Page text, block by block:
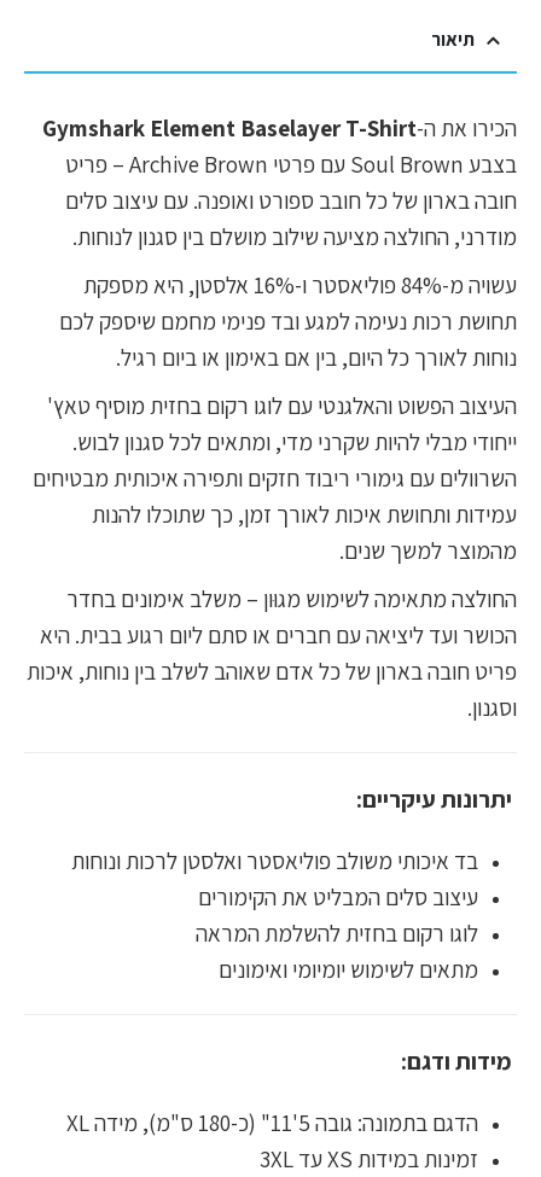
תיאור
הכירו את ה-Gymshark Element Baselayer T-Shirt
בצבע Soul Brown עם פרטי Archive Brown – פריט
חובה בארון של כל חובב ספורט ואופנה. עם עיצוב סלים
מודרני, החולצה מציעה שילוב מושלם בין סגנון לנוחות.
עשויה מ-84% פוליאסטר ו-16% אלסטן, היא מספקת
תחושת רכות נעימה למגע ובד פנימי מחמם שיספק לכם
נוחות לאורך כל היום, בין אם באימון או ביום רגיל.
העיצוב הפשוט והאלגנטי עם לוגו רקום בחזית מוסיף טאץ'
ייחודי מבלי להיות שקרני מדי, ומתאים לכל סגנון לבוש.
השרוולים עם גימורי ריבוד חזקים ותפירה איכותית מבטיחים
עמידות ותחושת איכות לאורך זמן, כך שתוכלו להנות
מהמוצר למשך שנים.
החולצה מתאימה לשימוש מגוּון – משלב אימונים בחדר
הכושר ועד ליציאה עם חברים או סתם ליום רגוע בבית. היא
פריט חובה בארון של כל אדם שאוהב לשלב בין נוחות, איכות
וסגנון.
יתרונות עיקריים:
בד איכותי משולב פוליאסטר ואלסטן לרכות ונוחות
עיצוב סלים המבליט את הקימורים
לוגו רקום בחזית להשלמת המראה
מתאים לשימוש יומיומי ואימונים
מידות ודגם:
הדגם בתמונה: גובה 5'11" (כ-180 ס"מ), מידה XL
זמינות במידות XS עד 3XL